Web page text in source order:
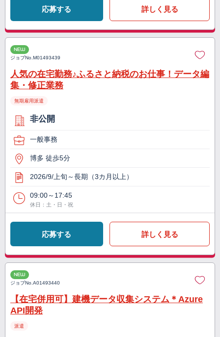
応募する 詳しく見る
NEW
ジョブNo.M01493439
人気の在宅勤務♪ふるさと納税のお仕事！データ編
集・修正業務
無期雇用派遣
非公開
一般事務
博多 徒歩5分
2026/9/上旬～長期（3カ月以上）
09:00～17:45
休日：土・日・祝
応募する 詳しく見る
NEW
ジョブNo.A01493440
【在宅併用可】建機データ収集システム＊Azure
API開発
派遣